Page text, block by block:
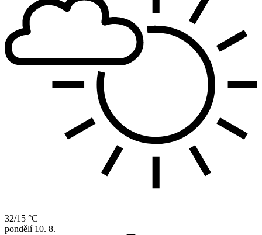
32/15 °C
pondělí 10. 8.